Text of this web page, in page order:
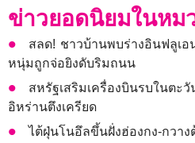
ข่าวยอดนิยมในหม
สลด! ชาวบ้านพบร่างอินฟลูเ
หนุ่มถูกจ่อยิงดับริมถนน
สหรัฐเสริมเครื่องบินรบในตะ
อิหร่านตึงเครียด
ไต้ฝุ่นโนอึลขึ้นฝั่งฮ่องกง-กวา